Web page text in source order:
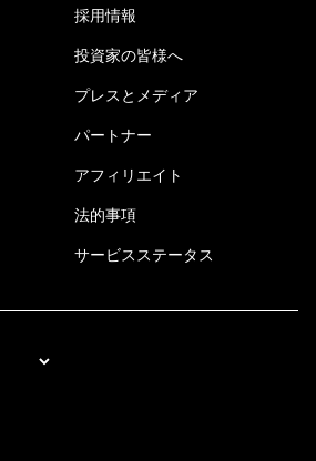
採用情報
投資家の皆様へ
プレスとメディア
パートナー
アフィリエイト
法的事項
サービスステータス